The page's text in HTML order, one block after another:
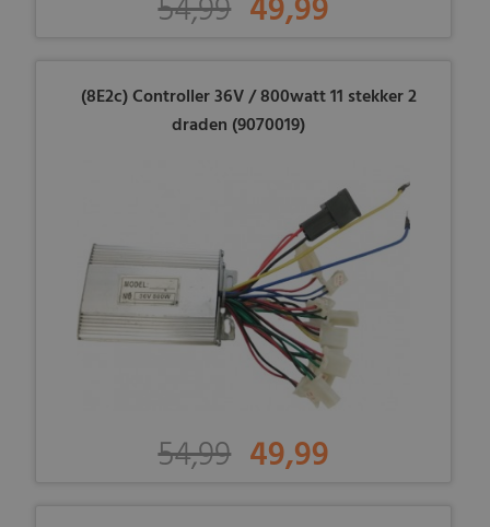
54,99 49,99
(8E2c) Controller 36V / 800watt 11 stekker 2
draden (9070019)
54,99 49,99